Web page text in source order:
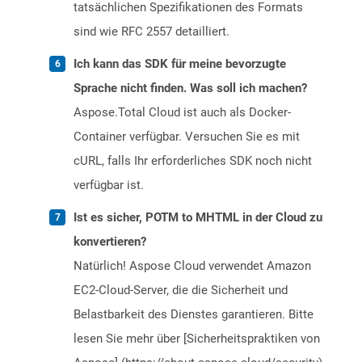
tatsächlichen Spezifikationen des Formats
sind wie RFC 2557 detailliert.
Ich kann das SDK für meine bevorzugte
Sprache nicht finden. Was soll ich machen?
Aspose.Total Cloud ist auch als Docker-
Container verfügbar. Versuchen Sie es mit
cURL, falls Ihr erforderliches SDK noch nicht
verfügbar ist.
Ist es sicher, POTM to MHTML in der Cloud zu
konvertieren?
Natürlich! Aspose Cloud verwendet Amazon
EC2-Cloud-Server, die die Sicherheit und
Belastbarkeit des Dienstes garantieren. Bitte
lesen Sie mehr über [Sicherheitspraktiken von